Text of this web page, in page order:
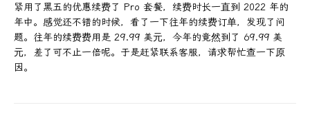
紧用了黑五的优惠续费了 Pro 套餐，续费时长一直到 2022 年的
年中。感觉还不错的时候，看了一下往年的续费订单，发现了问
题。往年的续费费用是 29.99 美元，今年的竟然到了 69.99 美
元，差了可不止一倍呢。于是赶紧联系客服，请求帮忙查一下原
因。